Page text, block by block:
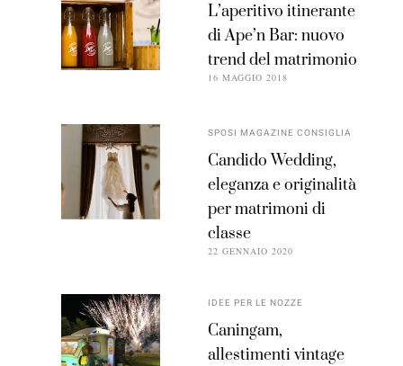
L’aperitivo itinerante
di Ape’n Bar: nuovo
trend del matrimonio
16 MAGGIO 2018
SPOSI MAGAZINE CONSIGLIA
Candido Wedding,
eleganza e originalità
per matrimoni di
classe
22 GENNAIO 2020
IDEE PER LE NOZZE
Caningam,
allestimenti vintage